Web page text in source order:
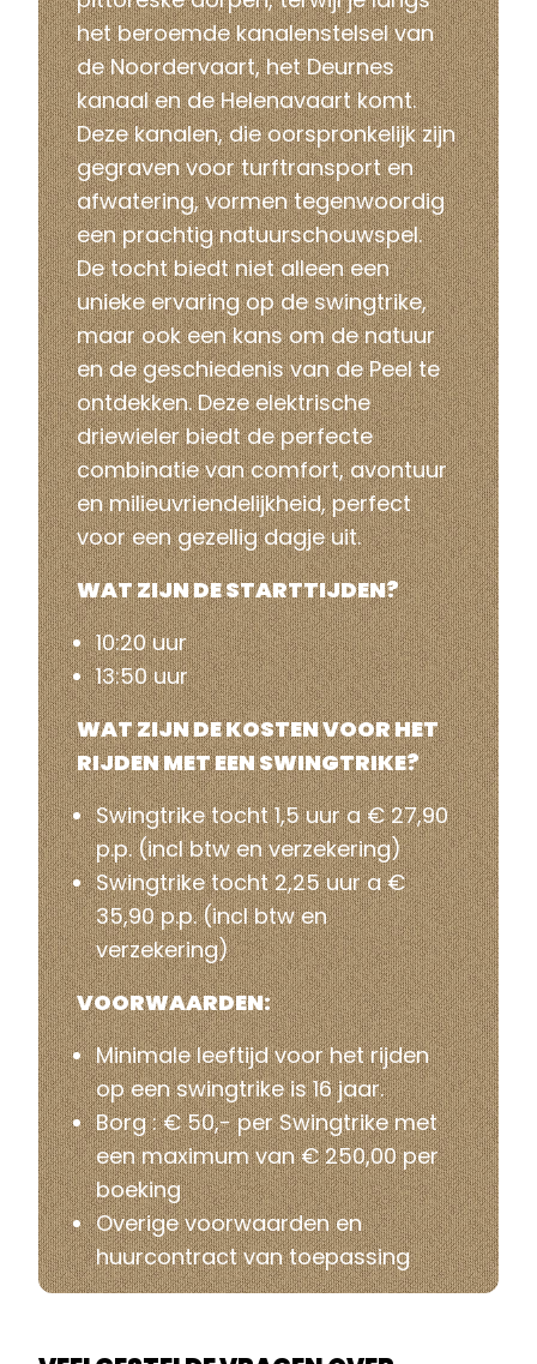
het beroemde kanalenstelsel van
de Noordervaart, het Deurnes
kanaal en de Helenavaart komt.
Deze kanalen, die oorspronkelijk zijn
gegraven voor turftransport en
afwatering, vormen tegenwoordig
een prachtig natuurschouwspel.
De tocht biedt niet alleen een
unieke ervaring op de swingtrike,
maar ook een kans om de natuur
en de geschiedenis van de Peel te
ontdekken. Deze elektrische
driewieler biedt de perfecte
combinatie van comfort, avontuur
en milieuvriendelijkheid, perfect
voor een gezelligdagje uit.
WAT ZIJN DE STARTTIJDEN?
10:20 uur
13:50 uur
WAT ZIJN DE KOSTEN VOOR HET
RIJDEN MET EEN SWINGTRIKE?
Swingtrike tocht 1,5 uur a € 27,90
p.p. (incl btw en verzekering)
Swingtrike tocht 2,25 uur a €
35,90 p.p. (incl btw en
verzekering)
VOORWAARDEN:
Minimale leeftijd voor het rijden
op een swingtrike is 16 jaar.
Borg : € 50,- per Swingtrike met
een maximum van € 250,00 per
boeking
Overige voorwaarden en
huurcontract van toepassing